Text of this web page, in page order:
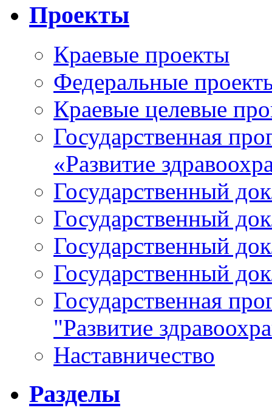
Проекты
Краевые проекты
Федеральные
Краевые целевые
Государственная
«Развитие
Государственный
Государственный
Государственный
Государственный
Государственная
"Развитие
Наставничество
Разделы